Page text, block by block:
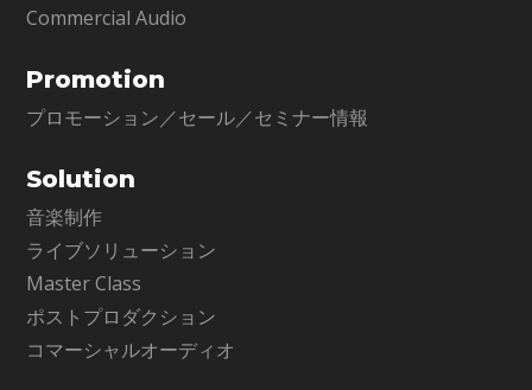
Commercial Audio
Promotion
プロモーション／セール／セミナー情報
Solution
音楽制作
ライブソリューション
Master Class
ポストプロダクション
コマーシャルオーディオ